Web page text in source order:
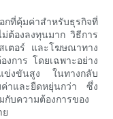
ที่คุ้มค่าสำหรับธุรกิจที่
ม่ต้องลงทุนมาก วิธีการ
ตอร์ และโฆษณาทาง
การ โดยเฉพาะอย่าง
แข่งขันสูง ในทางกลับ
าและยืดหยุ่นกว่า ซึ่ง
กับความต้องการของ
ย